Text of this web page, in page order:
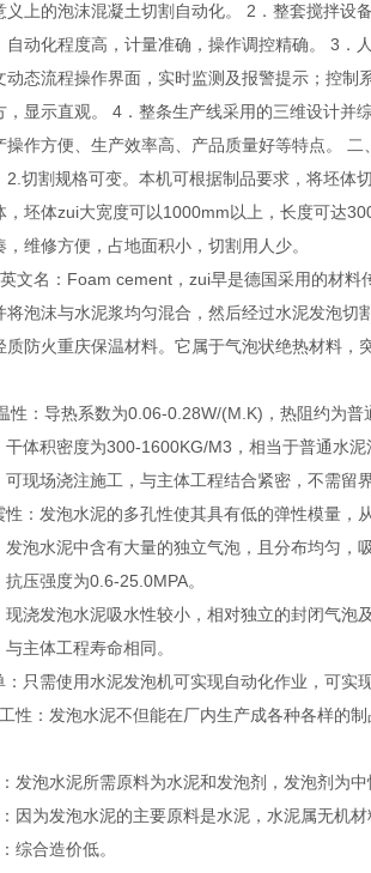
义上的泡沫混凝土切割自动化。 2．整套搅拌设
自动化程度高，计量准确，操作调控精确。 3．
动态流程操作界面，实时监测及报警提示；控
，显示直观。 4．整条生产线采用的三维设计并
操作方便、生产效率高、产品质量好等特点。
2.切割规格可变。本机可根据制品要求，将坯体
，坯体zui大宽度可以1000mm以上，长度可达
，维修方便，占地面积小，切割用人少。
文名：Foam cement，zui早是德国采用的材
将泡沫与水泥浆均匀混合，然后经过水泥发泡
质防火重庆保温材料。它属于气泡状绝热材料
导热系数为0.06-0.28W/(M.K)，热阻约为普
干体积密度为300-1600KG/M3，相当于普通水
现场浇注施工，与主体工程结合紧密，不需留
性：发泡水泥的多孔性使其具有低的弹性模量，
发泡水泥中含有大量的独立气泡，且分布均匀，
压强度为0.6-25.0MPA。
现浇发泡水泥吸水性较小，相对独立的封闭气泡
主体工程寿命相同。
：只需使用水泥发泡机可实现自动化作业，可
性：发泡水泥不但能在厂内生产成各种各样的
发泡水泥所需原料为水泥和发泡剂，发泡剂为
因为发泡水泥的主要原料是水泥，水泥属无机材
综合造价低。